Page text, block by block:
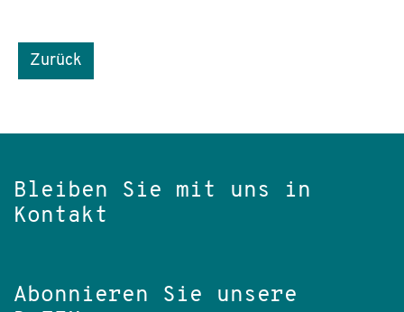
Zurück
Bleiben Sie mit uns in
Kontakt
Abonnieren Sie unsere